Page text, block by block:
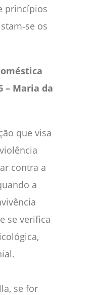
princípios
os
– Maria da
que visa
contra a
a
se verifica
se for